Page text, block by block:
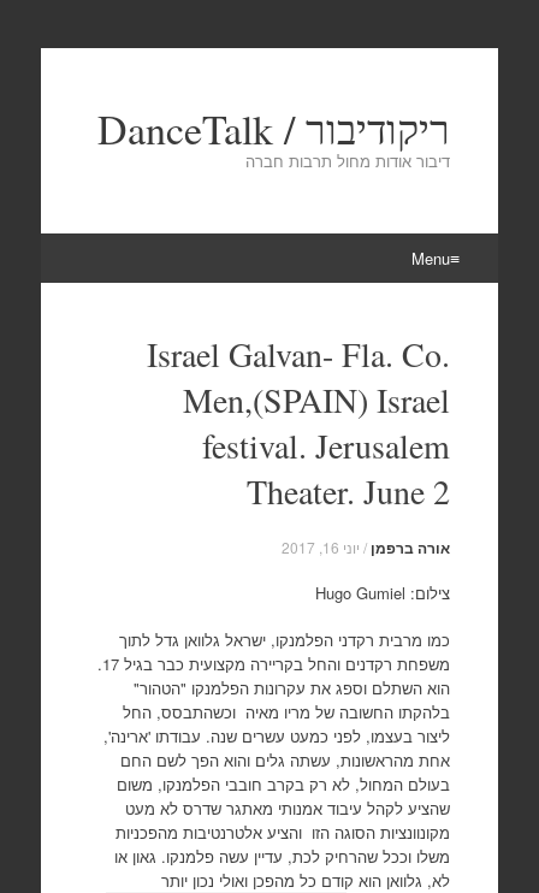
ריקודיבור / DanceTalk
דיבור אודות מחול תרבות חברה
Menu
content
Israel Galvan- Fla. Co.
Men,(SPAIN) Israel
festival. Jerusalem
Theater. June 2
אורה ברפמן / יוני 16, 2017
צילום: Hugo Gumiel
כמו מרבית רקדני הפלמנקו, ישראל גלוואן גדל לתוך
משפחת רקדנים והחל בקריירה מקצועית כבר בגיל 17.
הוא השתלם וספג את עקרונות הפלמנקו "הטהור"
בלהקתו החשובה של מריו מאיה וכשהתבסס, החל
ליצור בעצמו, לפני כמעט עשרים שנה. עבודתו 'ארינה',
אחת מהראשונות, עשתה גלים והוא הפך לשם החם
בעולם המחול, לא רק בקרב חובבי הפלמנקו, משום
שהציע לקהל עיבוד אמנותי מאתגר שדרס לא מעט
מקונוונציות הסוגה הזו והציע אלטרנטיבות מהפכניות
משלו וככל שהרחיק לכת, עדיין עשה פלמנקו. גאון או
לא, גלוואן הוא קודם כל מהפכן ואולי נכון יותר